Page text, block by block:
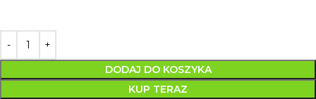
DODAJ DO KOSZYKA
KUP TERAZ